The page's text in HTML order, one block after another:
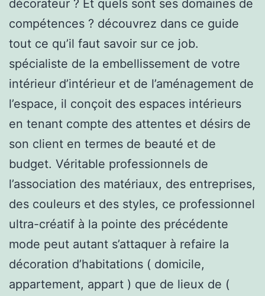
décorateur ? Et quels sont ses domaines de
compétences ? découvrez dans ce guide
tout ce qu’il faut savoir sur ce job.
spécialiste de la embellissement de votre
intérieur d’intérieur et de l’aménagement de
l’espace, il conçoit des espaces intérieurs
en tenant compte des attentes et désirs de
son client en termes de beauté et de
budget. Véritable professionnels de
l’association des matériaux, des entreprises,
des couleurs et des styles, ce professionnel
ultra-créatif à la pointe des précédente
mode peut autant s’attaquer à refaire la
décoration d’habitations ( domicile,
appartement, appart ) que de lieux de (